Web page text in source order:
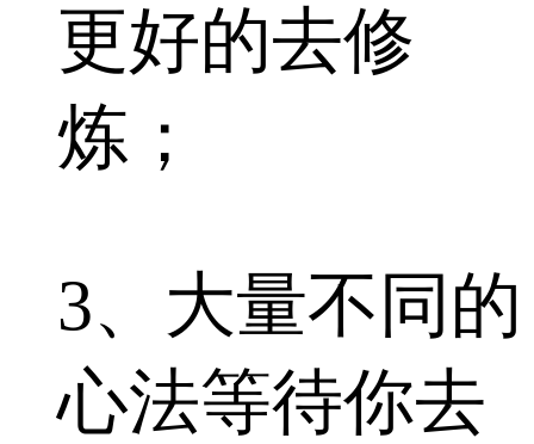
更好的去修
炼；
3、大量不同的
心法等待你去